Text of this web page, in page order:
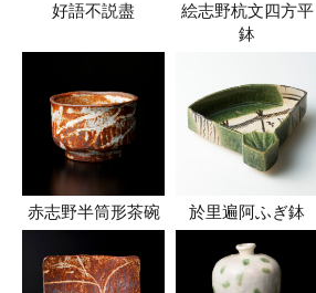
好語不説盡
絵志野杭文四方平
鉢
赤志野半筒形茶碗 於里遍阿ふぎ鉢